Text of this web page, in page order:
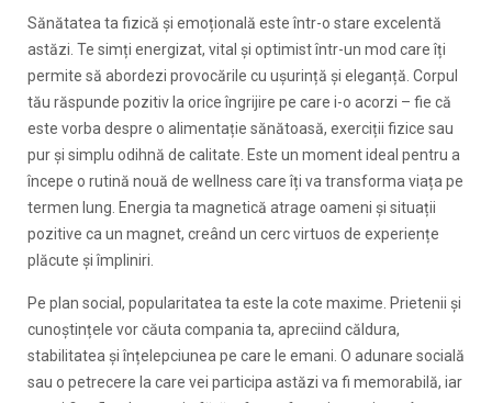
Sănătatea ta fizică și emoțională este într-o stare excelentă
astăzi. Te simți energizat, vital și optimist într-un mod care îți
permite să abordezi provocările cu ușurință și eleganță. Corpul
tău răspunde pozitiv la orice îngrijire pe care i-o acorzi – fie că
este vorba despre o alimentație sănătoasă, exerciții fizice sau
pur și simplu odihnă de calitate. Este un moment ideal pentru a
începe o rutină nouă de wellness care îți va transforma viața pe
termen lung. Energia ta magnetică atrage oameni și situații
pozitive ca un magnet, creând un cerc virtuos de experiențe
plăcute și împliniri.
Pe plan social, popularitatea ta este la cote maxime. Prietenii și
cunoștințele vor căuta compania ta, apreciind căldura,
stabilitatea și înțelepciunea pe care le emani. O adunare socială
sau o petrecere la care vei participa astăzi va fi memorabilă, iar